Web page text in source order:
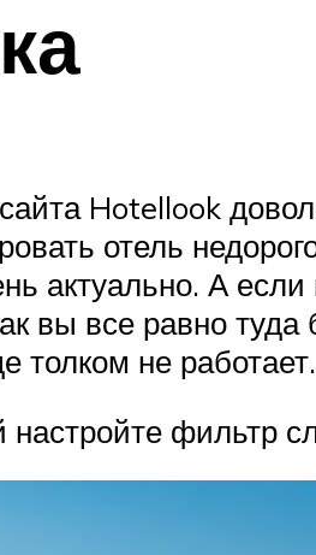
Hotellook
отель
актуально. А
вы все равно туда
толком не работает.
фильтр